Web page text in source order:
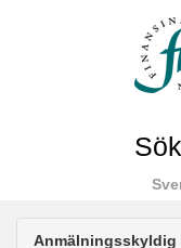
Anmälningsskyldig